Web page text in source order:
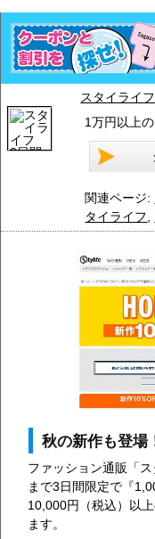
スタイライ
1万円以上
関連ページ:
タイライフ
秋の新作も登場
ファッション通販「
まで3日間限定で『
10,000円（税込）以
ます。